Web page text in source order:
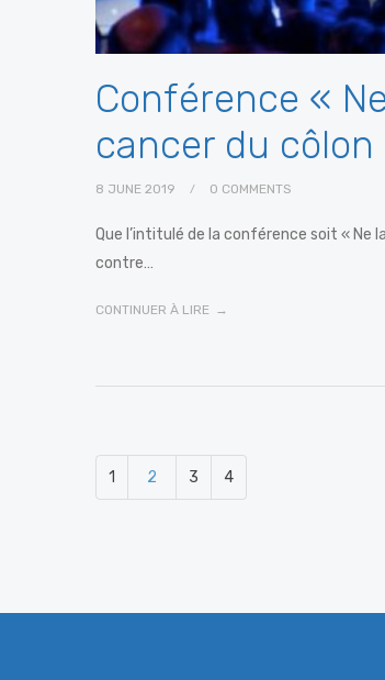
Conférence «
cancer du côlon
8 JUNE 2019 0 COMMENTS
Que l’intitulé de la conférence soit « Ne
contre…
CONTINUER À LIRE
1 2 3 4